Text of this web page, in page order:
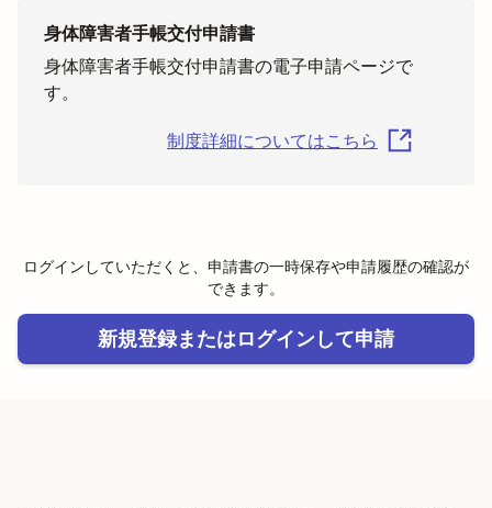
身体障害者手帳交付申請書
身体障害者手帳交付申請書の電子申請ページで
す。
制度詳細についてはこちら
ログインしていただくと、申請書の一時保存や申請履歴の確認が
できます。
新規登録またはログインして申請